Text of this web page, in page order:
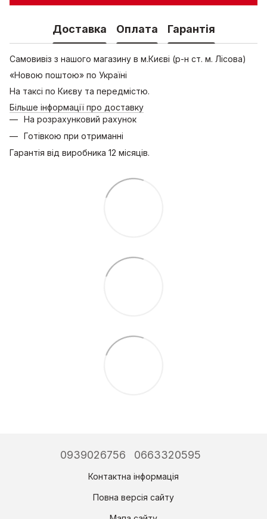
Доставка Оплата Гарантія
Самовивіз з нашого магазину в м.Києві (р-н ст. м. Лісова)
«Новою поштою» по Україні
На таксі по Києву та передмістю.
Більше інформації про доставку
На розрахунковий рахунок
Готівкою при отриманні
Гарантія від виробника 12 місяців.
0939026756 0663320595
Контактна інформація
Повна версія сайту